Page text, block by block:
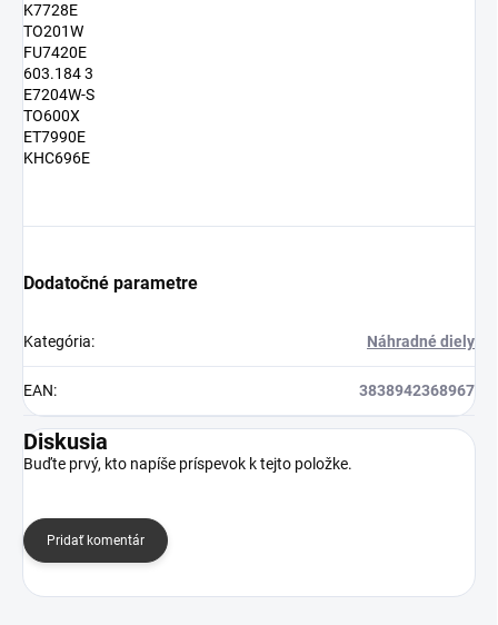
K7728E
TO201W
FU7420E
603.184 3
E7204W-S
TO600X
ET7990E
KHC696E
Dodatočné parametre
Kategória: Náhradné diely
EAN: 3838942368967
Diskusia
Buďte prvý, kto napíše príspevok k tejto položke.
Pridať komentár